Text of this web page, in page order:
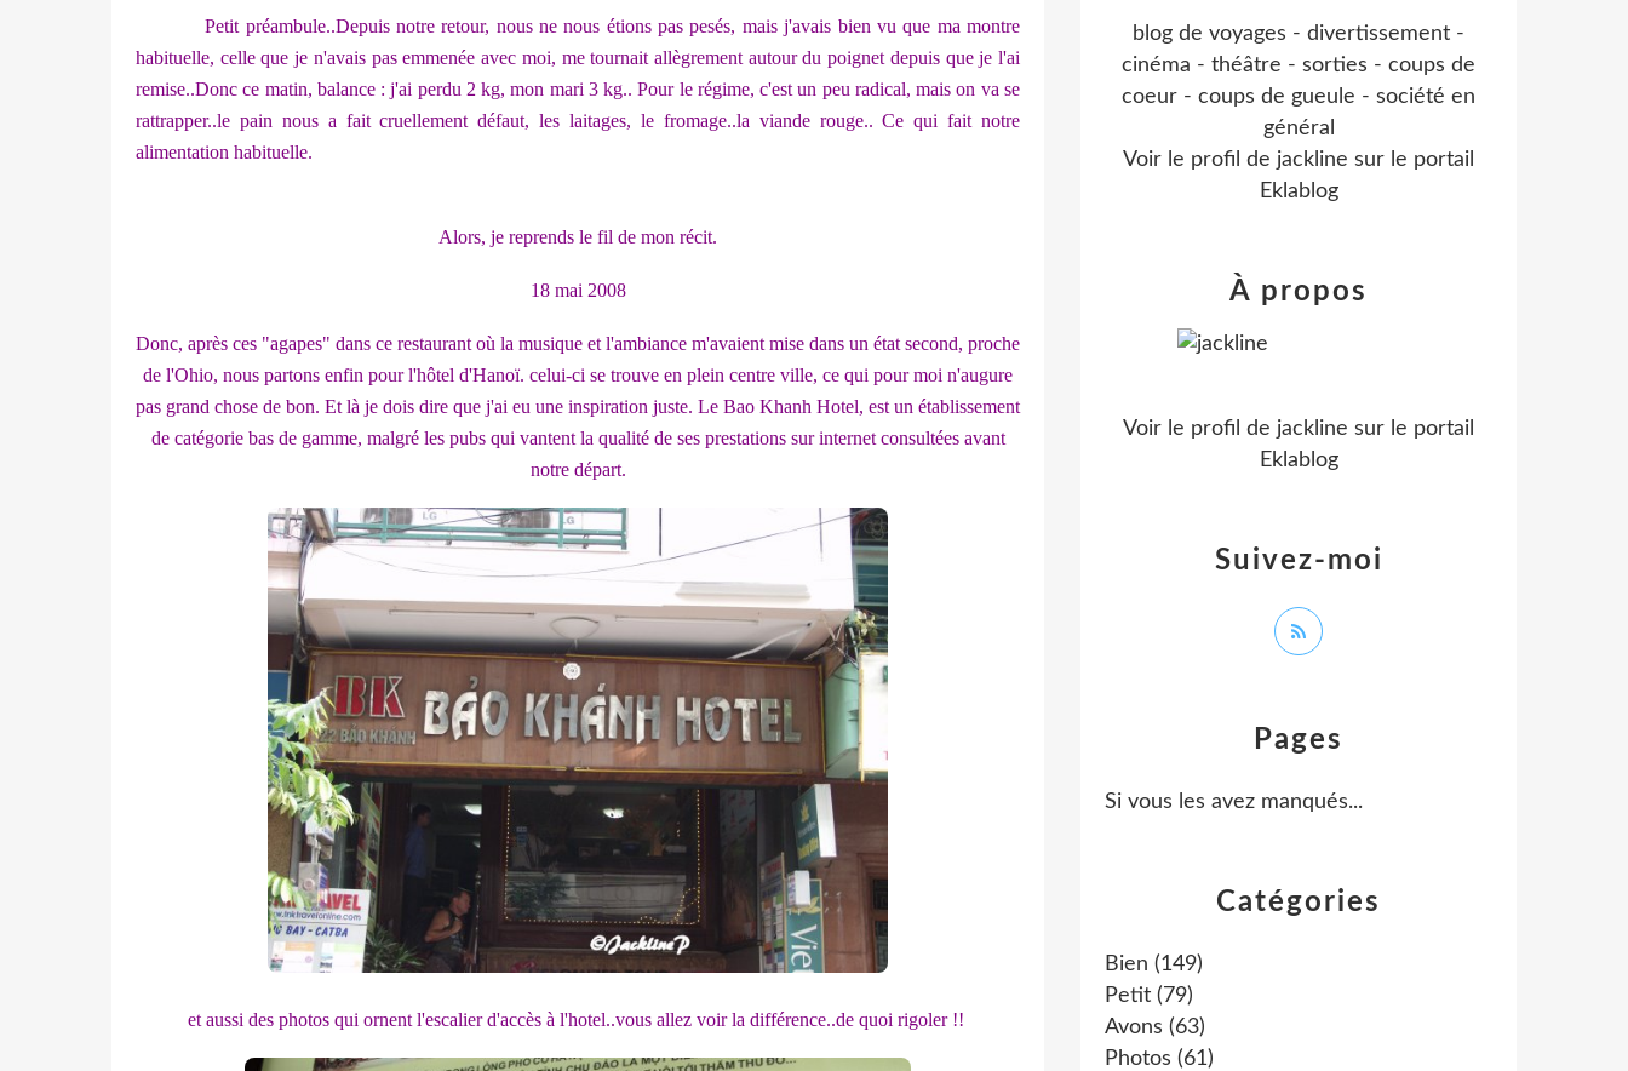
Petit préambule..Depuis notre retour, nous ne nous étions pas pesés, mais j'avais bien vu que ma montre
habituelle, celle que je n'avais pas emmenée avec moi, me tournait allègrement autour du poignet depuis que je l'ai
remise..Donc ce matin, balance : j'ai perdu 2 kg, mon mari 3 kg.. Pour le régime, c'est un peu radical, mais on va se
rattrapper..le pain nous a fait cruellement défaut, les laitages, le fromage..la viande rouge.. Ce qui fait notre
alimentation habituelle.
Alors, je reprends le fil de mon récit.
18 mai 2008
Donc, après ces "agapes" dans ce restaurant où la musique et l'ambiance m'avaient mise dans un état second, proche
de l'Ohio, nous partons enfin pour l'hôtel d'Hanoï. celui-ci se trouve en plein centre ville, ce qui pour moi n'augure
pas grand chose de bon. Et là je dois dire que j'ai eu une inspiration juste. Le Bao Khanh Hotel, est un établissement
de catégorie bas de gamme, malgré les pubs qui vantent la qualité de ses prestations sur internet consultées avant
notre départ.
et aussi des photos qui ornent l'escalier d'accès à l'hotel..vous allez voir la différence..de quoi rigoler !!
Catégories
Bien (149)
Petit (79)
Avons (63)
Photos (61)
Pages
Si vous les avez manqués...
blog de voyages - divertissement -
cinéma - théâtre - sorties - coups de
coeur - coups de gueule - société en
général
Voir le profil de jackline sur le portail
Eklablog
Suivez-moi
À propos
Voir le profil de jackline sur le portail
Eklablog